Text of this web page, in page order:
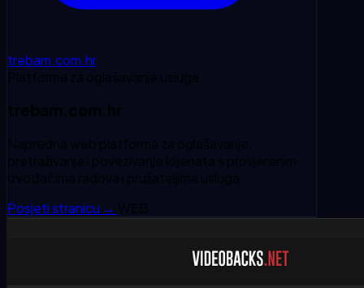
trebam.com.hr
Platforma za oglašavanje usluga
trebam.com.hr
Napredna web platforma za oglašavanje,
pretraživanje i povezivanje klijenata s provjerenim
izvođačima radova i pružateljima usluga.
Posjeti stranicu → WEB